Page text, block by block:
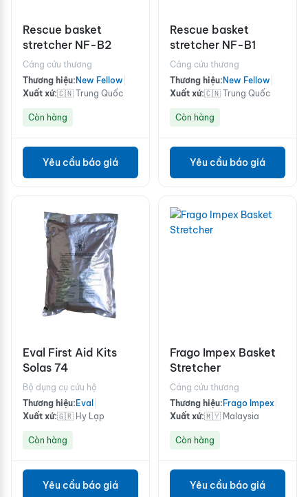
Rescue basket
stretcher NF-B2
Cáng cứu thương
Thương hiệu: New Fellow
Xuất xứ:🇨🇳 Trung Quốc
Còn hàng
Yêu cầu báo giá
Rescue basket
stretcher NF-B1
Cáng cứu thương
Thương hiệu: New Fellow
Xuất xứ:🇨🇳 Trung Quốc
Còn hàng
Yêu cầu báo giá
Eval First Aid Kits
Solas 74
Bộ dụng cụ cứu hộ
Thương hiệu: Eval
Xuất xứ:🇬🇷 Hy Lạp
Còn hàng
Yêu cầu báo giá
Frago Impex Basket
Stretcher
Cáng cứu thương
Thương hiệu: Frago Impex
Xuất xứ:🇲🇾 Malaysia
Còn hàng
Yêu cầu báo giá